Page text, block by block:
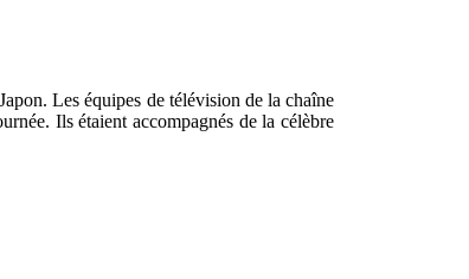
Les équipes de télévision de la chaîne
Ils étaient accompagnés de la célèbre